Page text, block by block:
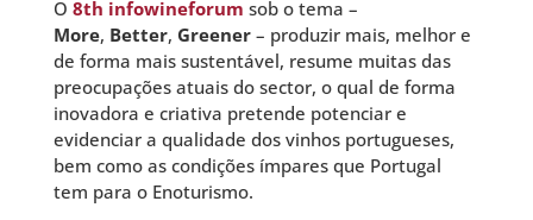
O 8th infowineforum sob o tema –
More, Better, Greener– produzir mais, melhor e
de forma mais sustentável, resume muitas das
preocupações atuais do sector, o qual de forma
inovadora e criativa pretende potenciar e
evidenciar a qualidade dos vinhos portugueses,
bem como as condições ímpares que Portugal
tem para o Enoturismo.